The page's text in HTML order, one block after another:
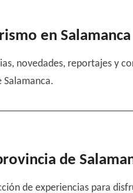
en Salamanca
novedades, reportajes y
de
de experiencias para